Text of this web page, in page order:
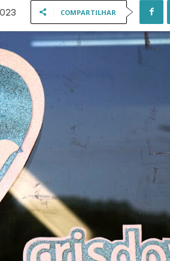
COMPARTILHAR